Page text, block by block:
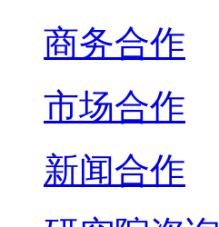
商务合作
市场合作
新闻合作